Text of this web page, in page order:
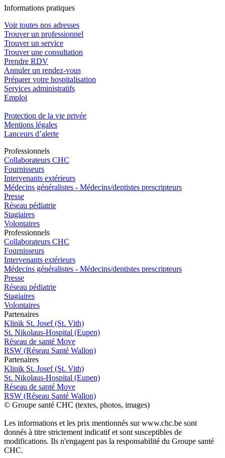
Informations pratiques
Voir toutes nos adresses
Trouver un professionnel
Trouver un service
Trouver une consultation
Prendre RDV
Annuler un rendez-vous
Préparer votre hospitalisation
Services administratifs
Emploi​
Protection de la vie privée
Mentions légales
Lanceurs d’alerte
Professionnels
Collaborateurs CHC
Fournisseurs
Intervenants extérieurs
Médecins généralistes - Médecins/dentistes prescripteurs
Presse
Réseau pédiatrie
Stagiaires
Volontaires
Professionnels
Collaborateurs CHC
Fournisseurs
Intervenants extérieurs
Médecins généralistes - Médecins/dentistes prescripteurs
Presse
Réseau pédiatrie
Stagiaires
Volontaires
Partenaires
Klinik St. Josef (St. Vith)
St. Nikolaus-Hospital (Eupen)
Réseau de santé Move
RSW (Réseau Santé Wallon)
Partenaires
Klinik St. Josef (St. Vith)
St. Nikolaus-Hospital (Eupen)
Réseau de santé Move
RSW (Réseau Santé Wallon)
© Groupe santé CHC (textes, photos, images)
Les informations et les prix mentionnés sur www.chc.be sont
donnés à titre strictement indicatif et sont susceptibles de
modifications. Ils n'engagent pas la responsabilité du Groupe santé
CHC.